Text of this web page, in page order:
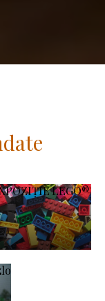
LEGO®